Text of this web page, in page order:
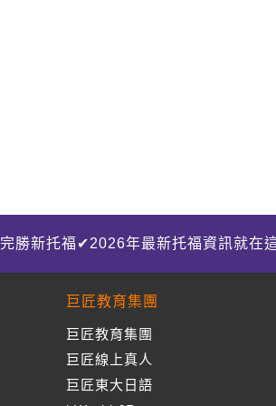
完勝新托福✔2026年最新托福資訊就在
巨匠教育集團
巨匠教育集團
巨匠線上真人
巨匠東大日語